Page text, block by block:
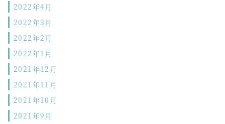
2022年4月
2022年3月
2022年2月
2022年1月
2021年12月
2021年11月
2021年10月
2021年9月